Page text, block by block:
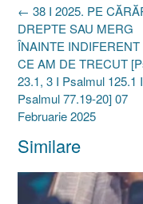
Post
navigation
← 38 I 2025. PE
DREPTE SAU MERG
ÎNAINTE INDIFERENT
CE AM DE TRECUT
23.1, 3 I Psalmul 125.1 I
Psalmul 77.19-20] 07
Februarie 2025
Similare